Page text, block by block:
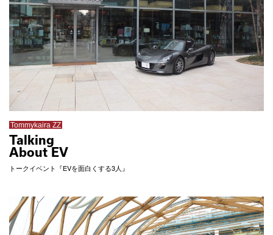
Tommykaira ZZ
Talking
About EV
トークイベント『EVを面白くする3人』